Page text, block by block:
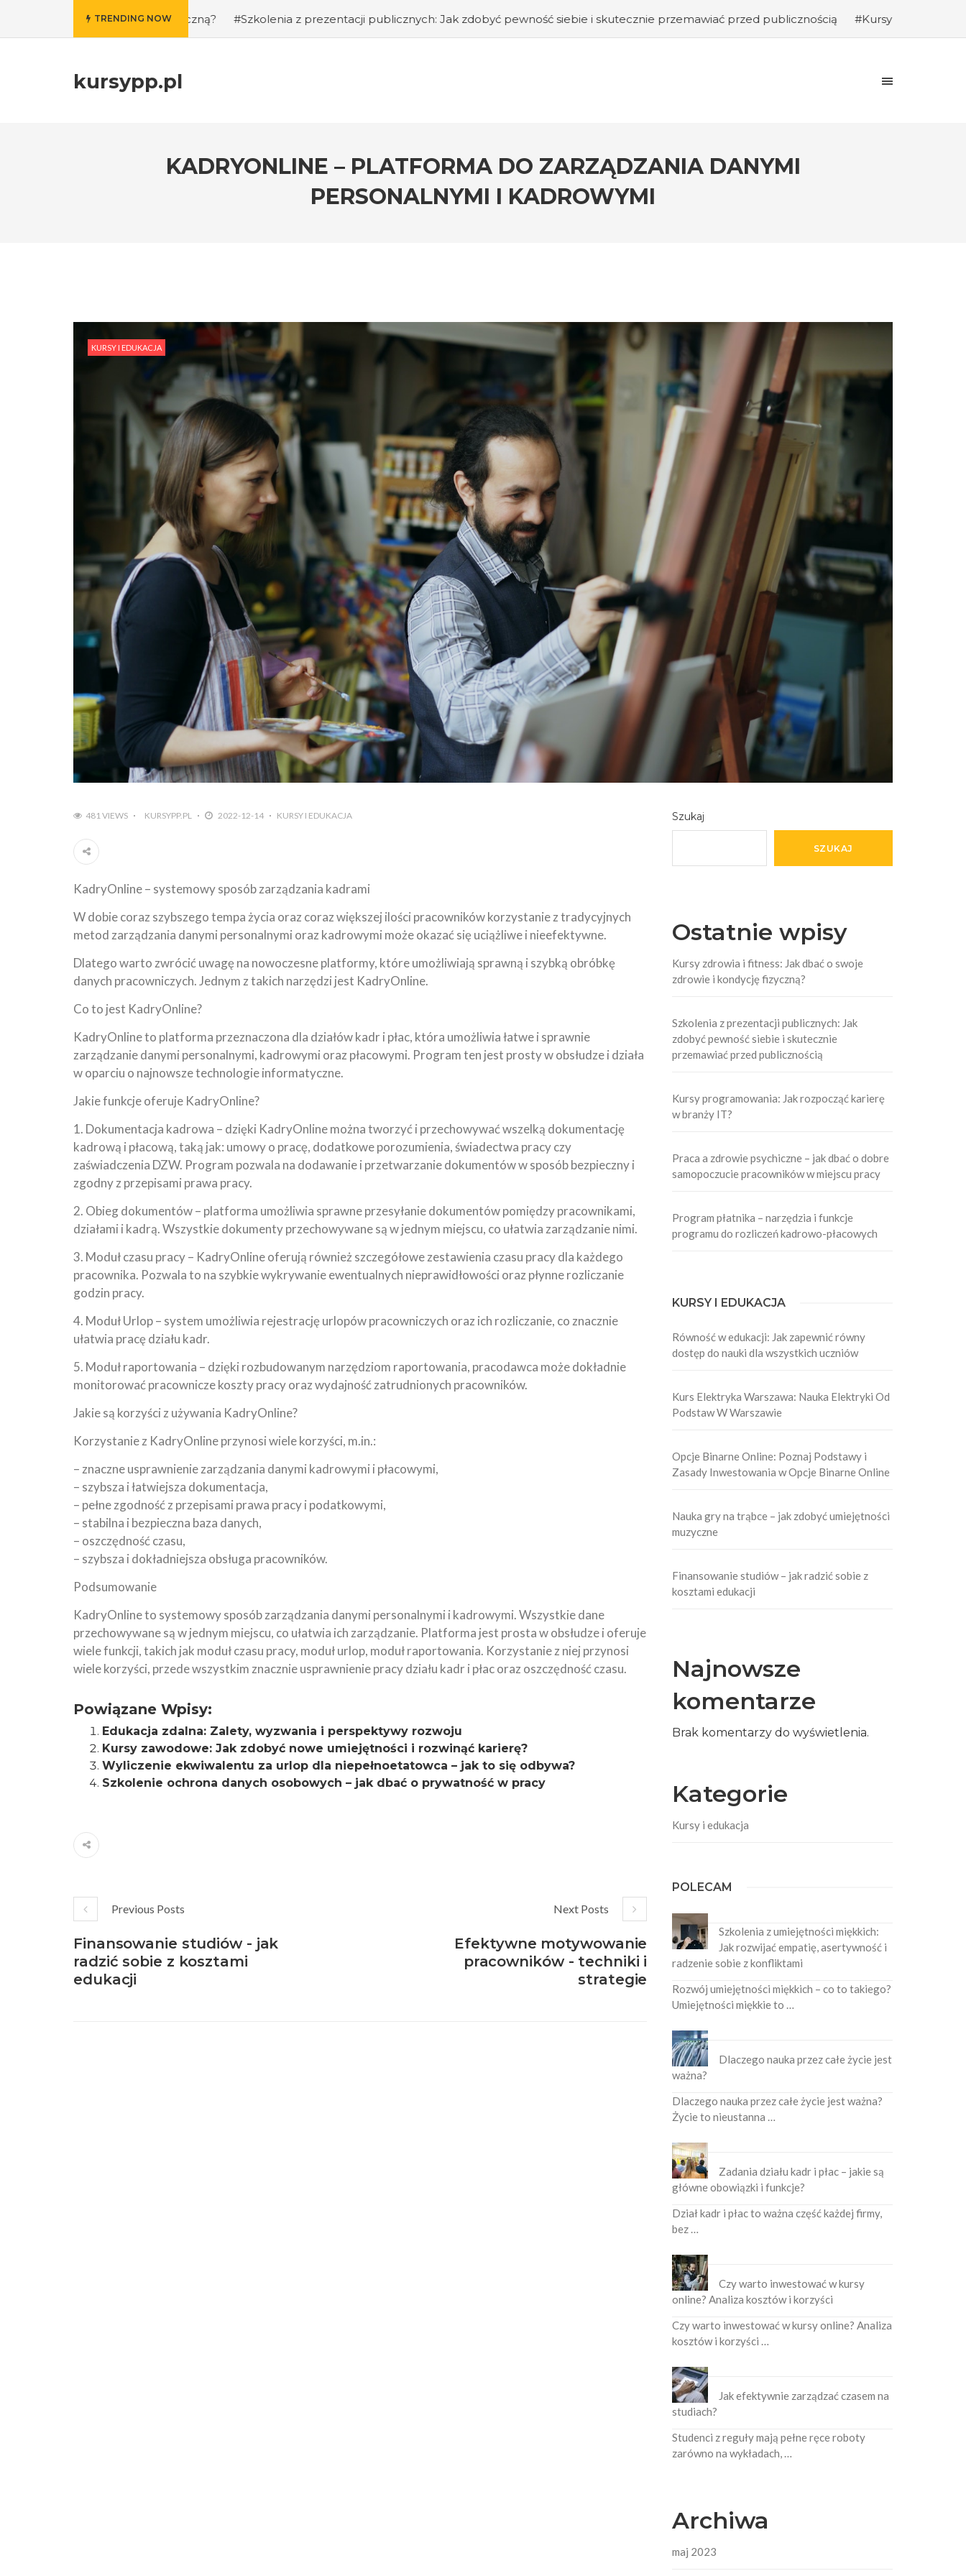
TRENDING NOW
i kondycję fizyczną? #Szkolenia z prezentacji publicznych: Jak zdobyć pewność siebie i skutecznie przemawiać przed publicznością #Kursy programowania: Jak rozpocząć
kursypp.pl
KADRYONLINE – PLATFORMA DO ZARZĄDZANIA DANYMI
PERSONALNYMI I KADROWYMI
KURSY I EDUKACJA
481 VIEWS KURSYPP.PL 2022-12-14 KURSY I EDUKACJA
KadryOnline – systemowy sposób zarządzania kadrami
W dobie coraz szybszego tempa życia oraz coraz większej ilości pracowników korzystanie z tradycyjnych
metod zarządzania danymi personalnymi oraz kadrowymi może okazać się uciążliwe i nieefektywne.
Dlatego warto zwrócić uwagę na nowoczesne platformy, które umożliwiają sprawną i szybką obróbkę
danych pracowniczych. Jednym z takich narzędzi jest KadryOnline.
Co to jest KadryOnline?
KadryOnline to platforma przeznaczona dla działów kadr i płac, która umożliwia łatwe i sprawnie
zarządzanie danymi personalnymi, kadrowymi oraz płacowymi. Program ten jest prosty w obsłudze i działa
w oparciu o najnowsze technologie informatyczne.
Jakie funkcje oferuje KadryOnline?
1. Dokumentacja kadrowa – dzięki KadryOnline można tworzyć i przechowywać wszelką dokumentację
kadrową i płacową, taką jak: umowy o pracę, dodatkowe porozumienia, świadectwa pracy czy
zaświadczenia DZW. Program pozwala na dodawanie i przetwarzanie dokumentów w sposób bezpieczny i
zgodny z przepisami prawa pracy.
2. Obieg dokumentów – platforma umożliwia sprawne przesyłanie dokumentów pomiędzy pracownikami,
działami i kadrą. Wszystkie dokumenty przechowywane są w jednym miejscu, co ułatwia zarządzanie nimi.
3. Moduł czasu pracy – KadryOnline oferują również szczegółowe zestawienia czasu pracy dla każdego
pracownika. Pozwala to na szybkie wykrywanie ewentualnych nieprawidłowości oraz płynne rozliczanie
godzin pracy.
4. Moduł Urlop – system umożliwia rejestrację urlopów pracowniczych oraz ich rozliczanie, co znacznie
ułatwia pracę działu kadr.
5. Moduł raportowania – dzięki rozbudowanym narzędziom raportowania, pracodawca może dokładnie
monitorować pracownicze koszty pracy oraz wydajność zatrudnionych pracowników.
Jakie są korzyści z używania KadryOnline?
Korzystanie z KadryOnline przynosi wiele korzyści, m.in.:
– znaczne usprawnienie zarządzania danymi kadrowymi i płacowymi,
– szybsza i łatwiejsza dokumentacja,
– pełne zgodność z przepisami prawa pracy i podatkowymi,
– stabilna i bezpieczna baza danych,
– oszczędność czasu,
– szybsza i dokładniejsza obsługa pracowników.
Podsumowanie
KadryOnline to systemowy sposób zarządzania danymi personalnymi i kadrowymi. Wszystkie dane
przechowywane są w jednym miejscu, co ułatwia ich zarządzanie. Platforma jest prosta w obsłudze i oferuje
wiele funkcji, takich jak moduł czasu pracy, moduł urlop, moduł raportowania. Korzystanie z niej przynosi
wiele korzyści, przede wszystkim znacznie usprawnienie pracy działu kadr i płac oraz oszczędność czasu.
Powiązane Wpisy:
Edukacja zdalna: Zalety, wyzwania i perspektywy rozwoju
Kursy zawodowe: Jak zdobyć nowe umiejętności i rozwinąć karierę?
Wyliczenie ekwiwalentu za urlop dla niepełnoetatowca – jak to się odbywa?
Szkolenie ochrona danych osobowych – jak dbać o prywatność w pracy
Previous Posts
Finansowanie studiów - jak
radzić sobie z kosztami
edukacji
Next Posts
Efektywne motywowanie
pracowników - techniki i
strategie
Szukaj
SZUKAJ
Ostatnie wpisy
Kursy zdrowia i fitness: Jak dbać o swoje
zdrowie i kondycję fizyczną?
Szkolenia z prezentacji publicznych: Jak
zdobyć pewność siebie i skutecznie
przemawiać przed publicznością
Kursy programowania: Jak rozpocząć karierę
w branży IT?
Praca a zdrowie psychiczne – jak dbać o dobre
samopoczucie pracowników w miejscu pracy
Program płatnika – narzędzia i funkcje
programu do rozliczeń kadrowo-płacowych
KURSY I EDUKACJA
Równość w edukacji: Jak zapewnić równy
dostęp do nauki dla wszystkich uczniów
Kurs Elektryka Warszawa: Nauka Elektryki Od
Podstaw W Warszawie
Opcje Binarne Online: Poznaj Podstawy i
Zasady Inwestowania w Opcje Binarne Online
Nauka gry na trąbce – jak zdobyć umiejętności
muzyczne
Finansowanie studiów – jak radzić sobie z
kosztami edukacji
Najnowsze
komentarze
Brak komentarzy do wyświetlenia.
Kategorie
Kursy i edukacja
POLECAM
Szkolenia z umiejętności miękkich:
Jak rozwijać empatię, asertywność i
radzenie sobie z konfliktami
Rozwój umiejętności miękkich – co to takiego?
Umiejętności miękkie to …
Dlaczego nauka przez całe życie jest
ważna?
Dlaczego nauka przez całe życie jest ważna?
Życie to nieustanna …
Zadania działu kadr i płac – jakie są
główne obowiązki i funkcje?
Dział kadr i płac to ważna część każdej firmy,
bez …
Czy warto inwestować w kursy
online? Analiza kosztów i korzyści
Czy warto inwestować w kursy online? Analiza
kosztów i korzyści …
Jak efektywnie zarządzać czasem na
studiach?
Studenci z reguły mają pełne ręce roboty
zarówno na wykładach, …
Archiwa
maj 2023